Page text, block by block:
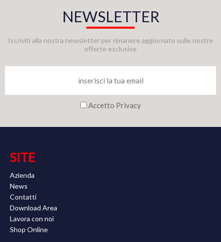
NEWSLETTER
Iscriviti alla nostra newsletter per rimanere aggiornato sulle nostre
offerte esclusive
Accetto Privacy
SITE
Azienda
News
Contatti
Download Area
Lavora con noi
Shop Online